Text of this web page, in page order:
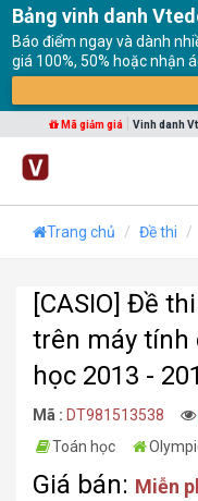
Bảng vinh danh
Báo điểm ngay và dành
giá 100%, 50% hoặc nhận
Mã giảm giá Vinh danh
Trang chủ Đề thi
[CASIO] Đề
trên máy tính
học 2013 -
Mã : DT981513538
Toán học
Giá bán: Miễn